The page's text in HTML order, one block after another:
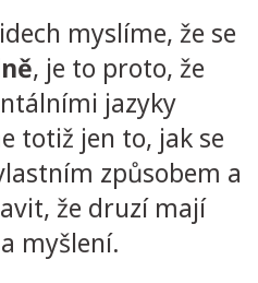
myslíme, že se
, je to proto, že
jazyky
totiž jen to, jak se
způsobem a
že druzí mají
myšlení.